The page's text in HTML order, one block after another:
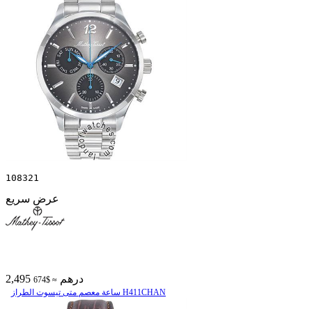
108321
عرض سريع
2,495 درهم ≈ $674
ساعة معصم متی تیسوت الطراز H411CHAN